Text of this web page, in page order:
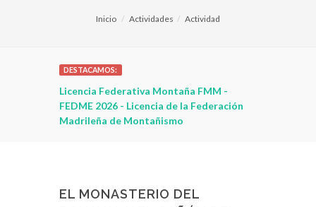
Inicio Actividades Actividad
DESTACAMOS:
Licencia Federativa Montaña FMM -
FEDME 2026 - Licencia de la Federación
Madrileña de Montañismo
EL MONASTERIO DEL